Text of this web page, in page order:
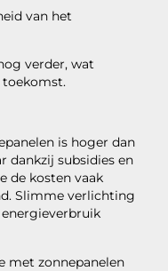
van het
verder, wat
toekomst.
is hoger dan
dankzij subsidies en
de kosten vaak
Slimme verlichting
met zonnepanelen